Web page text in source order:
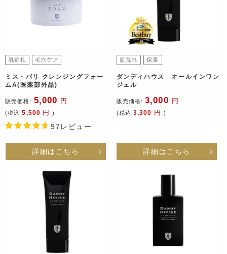
ミス・パリ クレンジングフォー
ムA(医薬部外品)
販売価格: 5,000 円
(税込 5,500 円)
97レビュー
詳細はこちら
ダンディハウス オールインワン
ジェル
販売価格: 3,000 円
(税込 3,300 円 )
詳細はこちら